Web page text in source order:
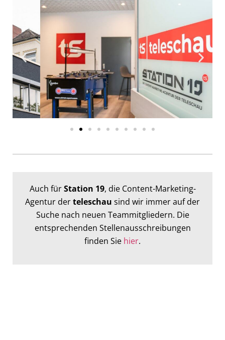
Auch fürStation 19, die Content-Marketing-
Agentur derteleschau sind wir immer auf der
Suche nach neuen Teammitgliedern. Die
entsprechenden Stellenausschreibungen
finden Sie hier.